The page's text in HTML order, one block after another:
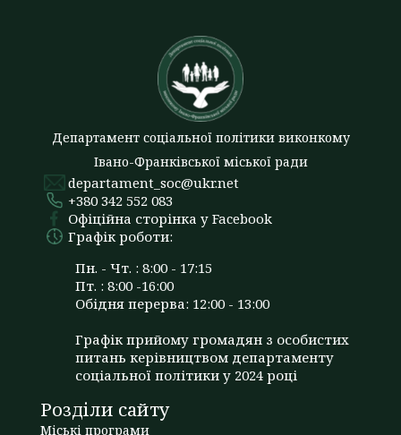
Департамент соціальної політики виконкому
Івано-Франківської міської ради
departament_soc@ukr.net
+380 342 552 083
Офіційна сторінка у Facebook
Графік роботи:
Пн. - Чт. : 8:00 - 17:15
Пт. : 8:00 -16:00
Обідня перерва: 12:00 - 13:00
Графік прийому громадян з особистих
питань керівництвом департаменту
соціальної політики у 2024 році
Розділи сайту
Міські програми